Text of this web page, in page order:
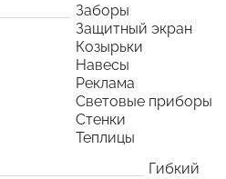
Заборы
Защитный экран
Козырьки
Навесы
Реклама
Световые приборы
Стенки
Теплицы
Гибкий